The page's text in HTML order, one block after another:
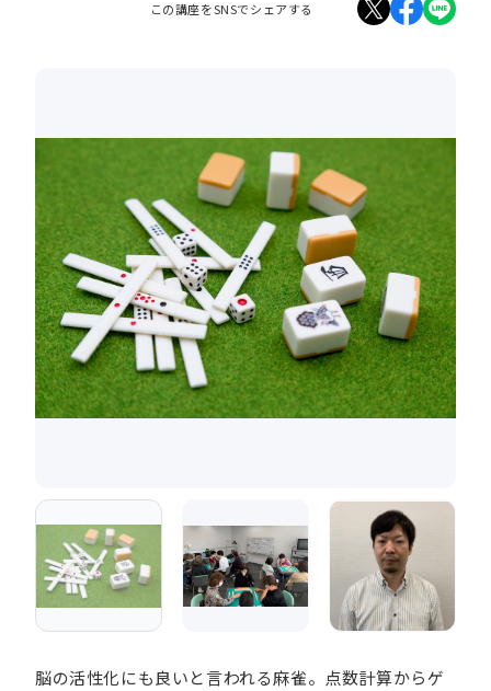
この講座をSNSでシェアする
脳の活性化にも良いと言われる麻雀。点数計算からゲ